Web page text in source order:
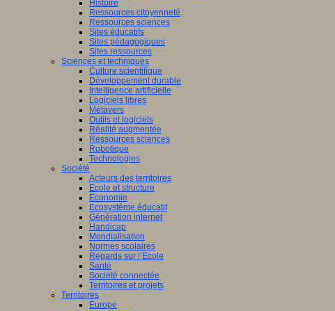
Histoire
Ressources citoyenneté
Ressources sciences
Sites éducatifs
Sites pédagogiques
Sites ressources
Sciences et techniques
Culture scientifique
Développement durable
Intelligence artificielle
Logiciels libres
Métavers
Outils et logiciels
Réalité augmentée
Ressources sciences
Robotique
Technologies
Société
Acteurs des territoires
Ecole et structure
Economie
Ecosystème éducatif
Génération internet
Handicap
Mondialisation
Normes scolaires
Regards sur l’Ecole
Santé
Société connectée
Territoires et projets
Territoires
Europe